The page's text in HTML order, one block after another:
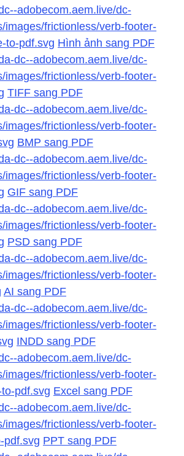
adobecom.aem.live/dc-
images/frictionless/verb-footer-
to-pdf.svg Hình ảnh sang PDF
dc--adobecom.aem.live/dc-
images/frictionless/verb-footer-
TIFF sang PDF
dc--adobecom.aem.live/dc-
images/frictionless/verb-footer-
BMP sang PDF
dc--adobecom.aem.live/dc-
images/frictionless/verb-footer-
GIF sang PDF
dc--adobecom.aem.live/dc-
images/frictionless/verb-footer-
PSD sang PDF
dc--adobecom.aem.live/dc-
images/frictionless/verb-footer-
AI sang PDF
dc--adobecom.aem.live/dc-
images/frictionless/verb-footer-
INDD sang PDF
adobecom.aem.live/dc-
images/frictionless/verb-footer-
pdf.svg Excel sang PDF
adobecom.aem.live/dc-
images/frictionless/verb-footer-
pdf.svg PPT sang PDF